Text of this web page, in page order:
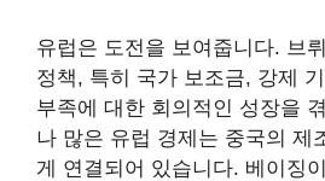
유럽은 도전을 보여줍니다. 브
정책, 특히 국가 보조금, 강제
부족에 대한 회의적인 성장을
나 많은 유럽 경제는 중국의 제
게 연결되어 있습니다. 베이징